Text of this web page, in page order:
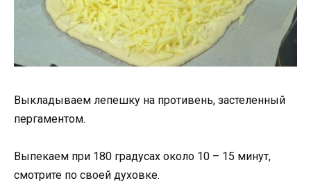
Выкладываем лепешку на противень, застеленный
пергаментом.
Выпекаем при 180 градусах около 10 – 15 минут,
смотрите по своей духовке.